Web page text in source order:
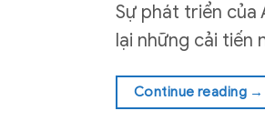
Sự phát triển của
lại những cải tiến
Continue reading →